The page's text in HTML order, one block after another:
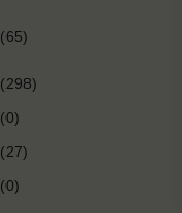
(65)
(298)
(0)
(27)
(0)